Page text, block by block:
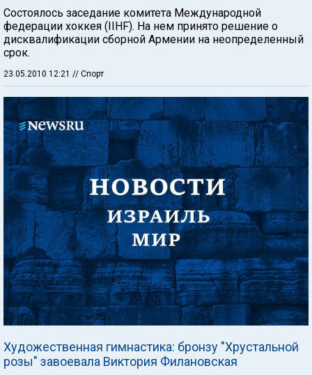
Состоялось заседание комитета Международной
федерации хоккея (IIHF). На нем принято решение о
дисквалификации сборной Армении на неопределенный
срок.
23.05.2010 12:21 // Спорт
Художественная гимнастика: бронзу "Хрустальной
розы" завоевала Виктория Филановская